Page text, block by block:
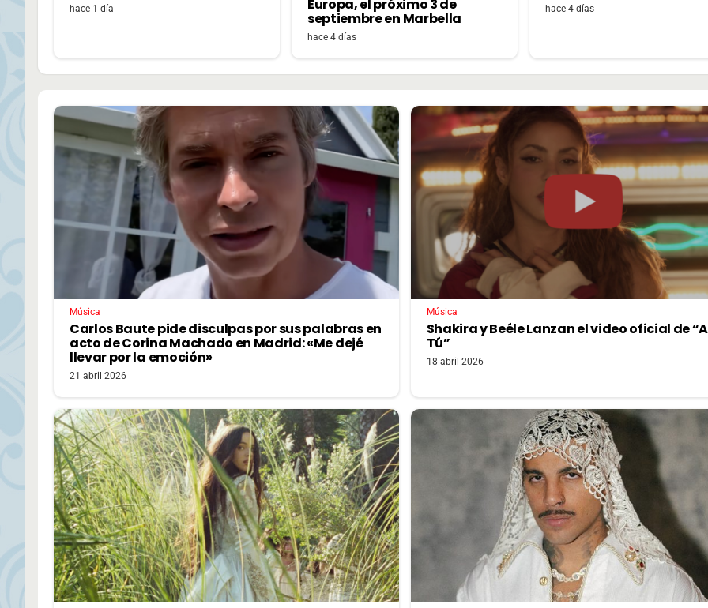
hace 1 día Europa, el próximo 3 de
septiembre en Marbella
hace 4 días
hace 4 días
Música
Carlos Baute pide disculpas por sus palabras en
acto de Corina Machado en Madrid: «Me dejé
llevar por la emoción»
21 abril 2026
Música
Shakira y Beéle Lanzan el video oficial de
Tú”
18 abril 2026